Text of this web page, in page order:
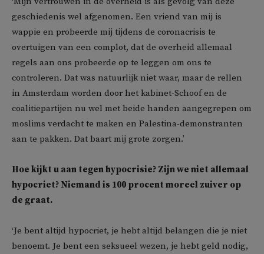
geschiedenis wel afgenomen. Een vriend van mij is
wappie en probeerde mij tijdens de coronacrisis te
overtuigen van een complot, dat de overheid allemaal
regels aan ons probeerde op te leggen om ons te
controleren. Dat was natuurlijk niet waar, maar de rellen
in Amsterdam worden door het kabinet-Schoof en de
coalitiepartijen nu wel met beide handen aangegrepen om
moslims verdacht te maken en Palestina-demonstranten
aan te pakken. Dat baart mij grote zorgen.’
Hoe kijkt u aan tegen hypocrisie? Zijn we niet allemaal
hypocriet? Niemand is 100 procent moreel zuiver op
de graat.
‘Je bent altijd hypocriet, je hebt altijd belangen die je niet
benoemt. Je bent een seksueel wezen, je hebt geld nodig,